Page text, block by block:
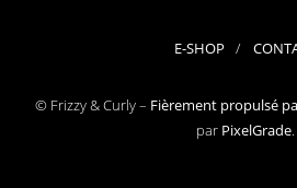
E-SHOP
© Frizzy & Curly – Fièrement propulsé
par PixelGrade.